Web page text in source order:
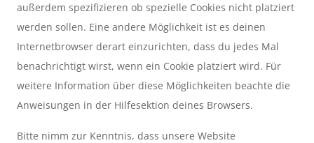
außerdem spezifizieren ob spezielle Cookies nicht platziert
werden sollen. Eine andere Möglichkeit ist es deinen
Internetbrowser derart einzurichten, dass du jedes Mal
benachrichtigt wirst, wenn ein Cookie platziert wird. Für
weitere Information über diese Möglichkeiten beachte die
Anweisungen in der Hilfesektion deines Browsers.
Bitte nimm zur Kenntnis, dass unsere Website